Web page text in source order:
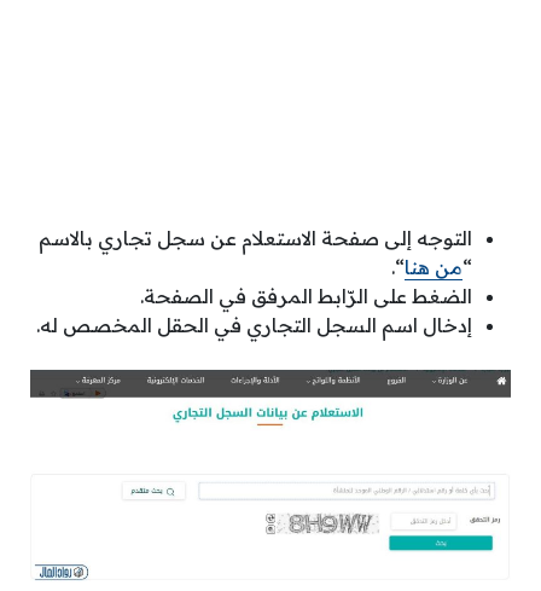
التوجه إلى صفحة الاستعلام عن سجل تجاري بالاسم
“من هنا“.
الضغط على الرّابط المرفق في الصفحة.
إدخال اسم السجل التجاري في الحقل المخصص له.